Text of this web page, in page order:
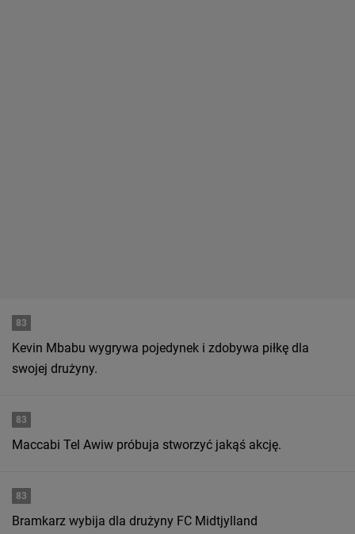
83
Kevin Mbabu wygrywa pojedynek i zdobywa piłkę dla
swojej drużyny.
83
Maccabi Tel Awiw próbuja stworzyć jakąś akcję.
83
Bramkarz wybija dla drużyny FC Midtjylland